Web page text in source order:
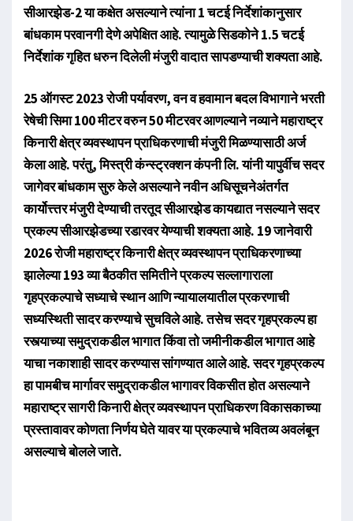
सीआरझेड-2 या कक्षेत असल्याने त्यांना 1 चटई निर्देशांकानुसार
बांधकाम परवानगी देणे अपेक्षित आहे. त्यामुळे सिडकोने 1.5 चटई
निर्देशांक गृहित धरुन दिलेली मंजुरी वादात सापडण्याची शक्यता आहे.
25 ऑगस्ट 2023 रोजी पर्यावरण, वन व हवामान बदल विभागाने भरती
रेषेची सिमा 100 मीटर वरुन 50 मीटरवर आणल्याने नव्याने महाराष्ट्र
किनारी क्षेत्र व्यवस्थापन प्राधिकरणाची मंजुरी मिळण्यासाठी अर्ज
केला आहे. परंतु, मिस्त्री कंन्स्ट्रक्शन कंपनी लि. यांनी यापुर्वीच सदर
जागेवर बांधकाम सुरु केले असल्याने नवीन अधिसूचनेअंतर्गत
कार्योत्त्तर मंजुरी देण्याची तरतूद सीआरझेड कायद्यात नसल्याने सदर
प्रकल्प सीआरझेडच्या रडारवर येण्याची शक्यता आहे. 19 जानेवारी
2026 रोजी महाराष्ट्र किनारी क्षेत्र व्यवस्थापन प्राधिकरणाच्या
झालेल्या 193 व्या बैठकीत समितीने प्रकल्प सल्लागाराला
गृहप्रकल्पाचे सध्याचे स्थान आणि न्यायालयातील प्रकरणाची
सध्यस्थिती सादर करण्याचे सुचविले आहे. तसेच सदर गृहप्रकल्प हा
रस्त्याच्या समुद्राकडील भागात किंवा तो जमीनीकडील भागात आहे
याचा नकाशाही सादर करण्यास सांगण्यात आले आहे. सदर गृहप्रकल्प
हा पामबीच मार्गावर समुद्राकडील भागावर विकसीत होत असल्याने
महाराष्ट्र सागरी किनारी क्षेत्र व्यवस्थापन प्राधिकरण विकासकाच्या
प्रस्तावावर कोणता निर्णय घेते यावर या प्रकल्पाचे भवितव्य अवलंबून
असल्याचे बोलले जाते.